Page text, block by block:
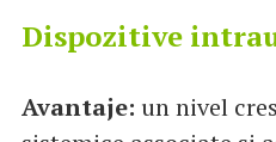
Dispozitive
Avantaje: un nivel